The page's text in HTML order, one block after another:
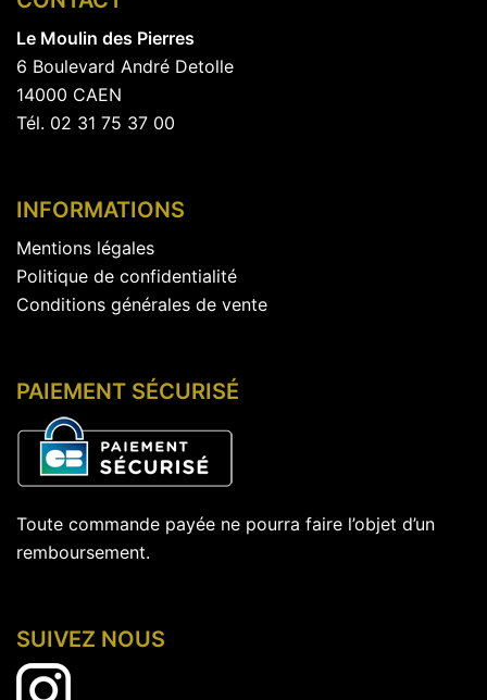
Le Moulin des Pierres
6 Boulevard André Detolle
14000 CAEN
Tél. 02 31 75 37 00
INFORMATIONS
Mentions légales
Politique de confidentialité
Conditions générales de vente
PAIEMENT SÉCURISÉ
Toute commande payée ne pourra faire l’objet d’un
remboursement.
SUIVEZ NOUS